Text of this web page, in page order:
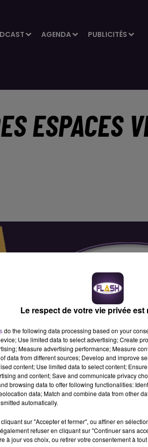
AGENDA PUBLICITÉS
ESPACES
un ouvrier des espaces verts (H/F).
Le respect de votre vie privée
do the following data processing based on your
Use limited data to select advertising; Create
Measure advertising performance; Measure
data from different sources; Develop and improve
content; Use limited data to select content;
and content; Save and communicate privacy
browsing data to offer following functionalities:
data; Match and combine data from other
automatically.
sur "Accepter et fermer", ou affiner en
refuser en cliquant sur "Continuer sans
à jour vos choix, ou retirer votre consentement à